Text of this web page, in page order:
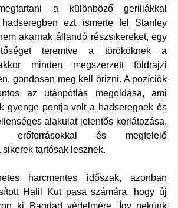
a különböző gerillákkal
ezt ismerte fel Stanley
akarnak állandó részsikereket, egy
teremtve a törököknek a
minden megszerzett földrajzi
gondosan meg kell őrizni. A pozíciók
az utánpótlás megoldása, ami
gyenge pontja volt a hadseregnek és
alakulat jelentős korlátozása.
erőforrásokkal és megfelelő
tartósak lesznek.
harcmentes időszak, azonban
Halil Kutpasa számára, hogy új
ki Bagdad védelmére. Így nekünk